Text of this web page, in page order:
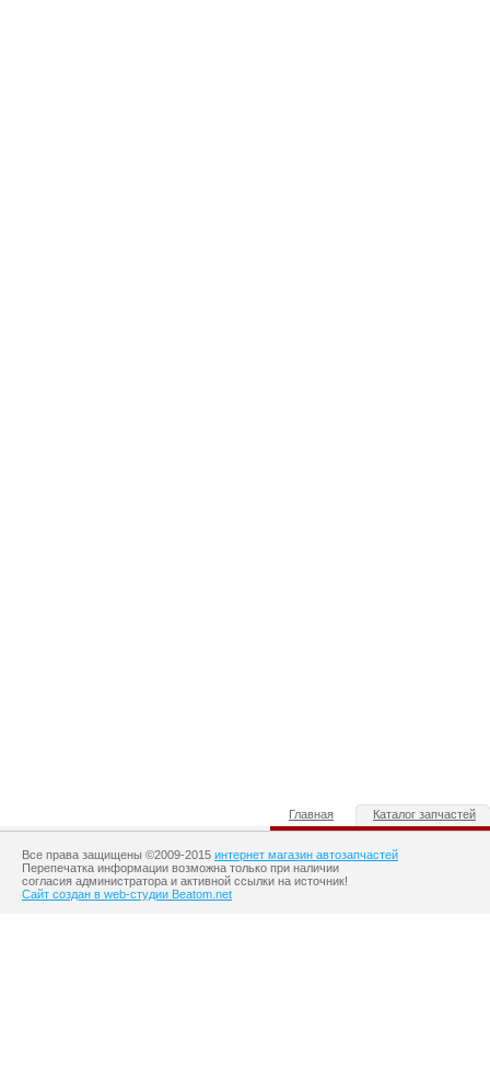
Главная Каталог запчастей
Все права защищены ©2009-2015 интернет магазин автозапчастей
Перепечатка информации возможна только при наличии
согласия администратора и активной ссылки на источник!
Сайт создан в web-студии Beatom.net